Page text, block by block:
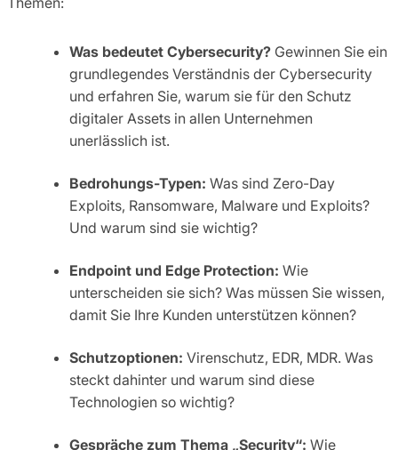
Was bedeutet Cybersecurity? Gewinnen Sie ein
grundlegendes Verständnis der Cybersecurity
und erfahren Sie, warum sie für den Schutz
digitaler Assets in allen Unternehmen
unerlässlich ist.
Bedrohungs-Typen: Was sind Zero-Day
Exploits, Ransomware, Malware und Exploits?
Und warum sind sie wichtig?
Endpoint und Edge Protection: Wie
unterscheiden sie sich? Was müssen Sie wissen,
damit Sie Ihre Kunden unterstützen können?
Schutzoptionen: Virenschutz, EDR, MDR. Was
steckt dahinter und warum sind diese
Technologien so wichtig?
Gespräche zum Thema „Security“: Wie